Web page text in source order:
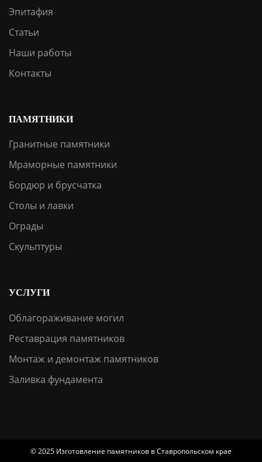
Эпитафия
Статьи
Наши работы
Контакты
ПАМЯТНИКИ
Гранитные памятники
Мраморные памятники
Бордюр и брусчатка
Столы и лавки
Ограды
Скульптуры
УСЛУГИ
Облагораживание могил
Реставрация памятников
Монтаж и демонтаж памятников
Заливка фундамента
© 2025 Изготовление памятников в Ставропольском крае